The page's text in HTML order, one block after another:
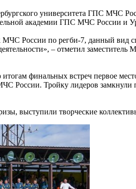
университета ГПС МЧС
академии ГПС МЧС России и
России по регби-7, данный вид
– отметил
финальных встреч первое
Тройку лидеров замкнули
выступили творческие